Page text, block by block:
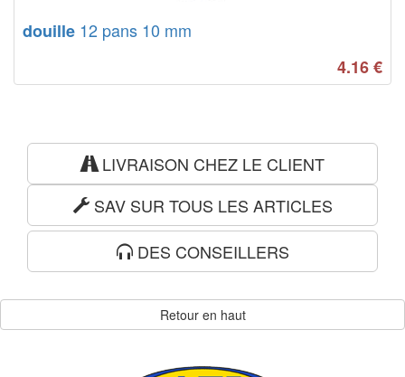
douille 12 pans 10 mm
4.16€
LIVRAISON CHEZ LE CLIENT
SAV SUR TOUS LES ARTICLES
DES CONSEILLERS
Retour en haut